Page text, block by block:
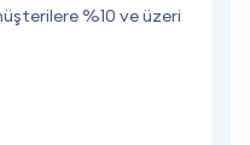
%10 ve üzeri